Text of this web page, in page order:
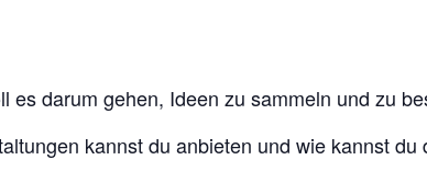
darum gehen, Ideen zu sammeln und zu
kannst du anbieten und wie kannst du